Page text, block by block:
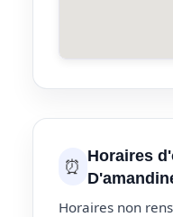
⏰ Horaires
Horaires non